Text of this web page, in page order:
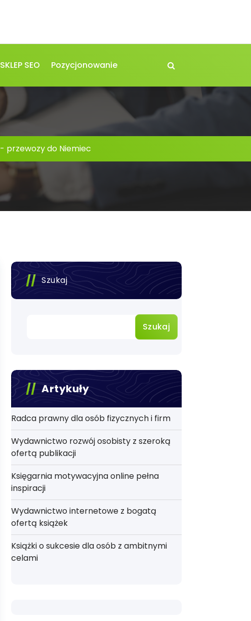
SKLEP SEO Pozycjonowanie
- przewozy do Niemiec
Szukaj
Szukaj
Artykuły
Radca prawny dla osób fizycznych i firm
Wydawnictwo rozwój osobisty z szeroką
ofertą publikacji
Księgarnia motywacyjna online pełna
inspiracji
Wydawnictwo internetowe z bogatą
ofertą książek
Książki o sukcesie dla osób z ambitnymi
celami